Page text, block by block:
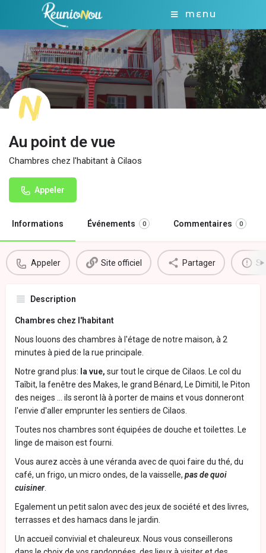
MENU
Au point de vue
Chambres chez l'habitant à Cilaos
Appeler
Informations Événements 0 Commentaires 0
Appeler Site officiel Partager
Description
Chambres chez l'habitant
Nous louons des chambres à l'étage de notre maison, à 2
minutes à pied de la rue principale.
Notre grand plus: la vue, sur tout le cirque de Cilaos. Le col du
Taîbit, la fenêtre des Makes, le grand Bénard, Le Dimitil, le Piton
des neiges ... ils seront là à porter de mains et vous donneront
l'envie d'aller emprunter les sentiers de Cilaos.
Toutes nos chambres sont équipées de douche et toilettes. Le
linge de maison est fourni.
Vous aurez accès à une véranda avec de quoi faire du thé, du
café, un frigo, un micro ondes, de la vaisselle, pas de quoi
cuisiner.
Egalement un petit salon avec des jeux de société et des livres,
terrasses et des hamacs dans le jardin.
Un accueil convivial et chaleureux. Nous vous conseillerons